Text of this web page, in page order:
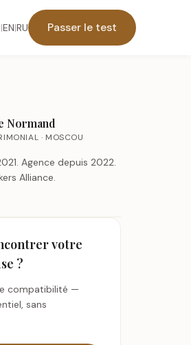
|EN|RU Passer le test
Normand
· MOSCOU
Agence depuis 2022.
Alliance.
votre
?
compatibilité —
sans